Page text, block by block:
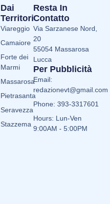
Dai
Territori
Viareggio
Camaiore
Forte dei
Marmi
Massarosa
Pietrasanta
Seravezza
Stazzema
Resta In
Contatto
Via Sarzanese Nord,
20
55054 Massarosa
Lucca
Per Pubblicità
Email:
redazionevt@gmail.com
Phone: 393-3317601
Hours: Lun-Ven
9:00AM - 5:00PM